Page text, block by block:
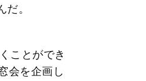
。
ことができ
会を企画し